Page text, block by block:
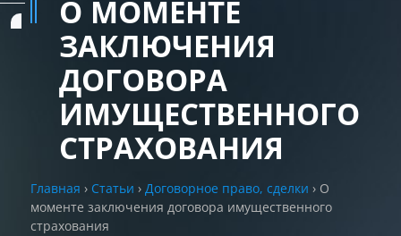
Задать вопрос
(WhatsApp)
О МОМЕНТЕ
ЗАКЛЮЧЕНИЯ
ДОГОВОРА
ИМУЩЕСТВЕННОГО
СТРАХОВАНИЯ
Главная › Статьи › Договорное право, сделки › О
моменте заключения договора имущественного
страхования